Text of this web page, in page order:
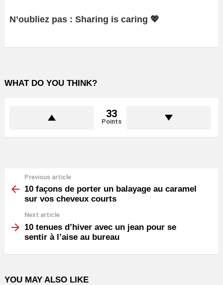
N’oubliez pas : Sharing is caring 💖
WHAT DO YOU THINK?
33
Points
more
Previous article
10 façons de porter un balayage au caramel
sur vos cheveux courts
Next article
10 tenues d’hiver avec un jean pour se
sentir à l’aise au bureau
YOU MAY ALSO LIKE